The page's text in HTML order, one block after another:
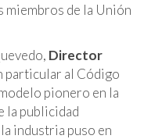
miembros de la Unión
Director
particular al Código
pionero en la
la publicidad
industria puso en